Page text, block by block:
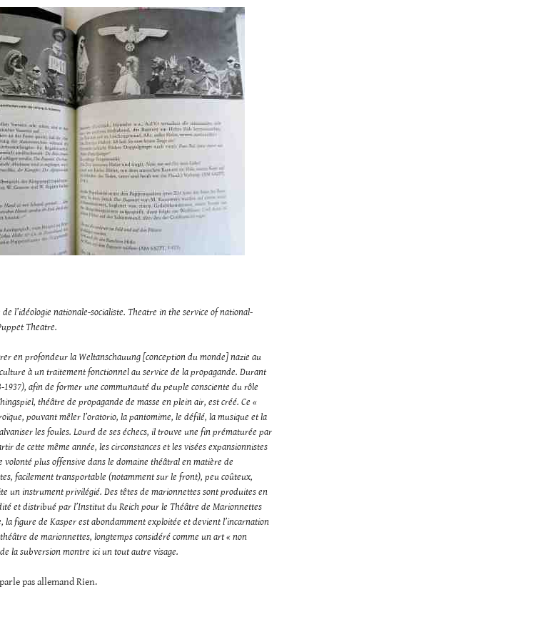
l’idéologie nationale-socialiste. Theatre in the service of national-
Theatre.
en profondeur la Weltanschauung [conception du monde] nazie au
à un traitement fonctionnel au service de la propagande. Durant
1937), afin de former une communauté du peuple consciente du rôle
théâtre de propagande de masse en plein air, est créé. Ce «
pouvant mêler l’oratorio, la pantomime, le défilé, la musique et la
les foules. Lourd de ses échecs, il trouve une fin prématurée par
de cette même année, les circonstances et les visées expansionnistes
volonté plus offensive dans le domaine théâtral en matière de
facilement transportable (notamment sur le front), peu coûteux,
un instrument privilégié. Des têtes de marionnettes sont produites en
et distribué par l’Institut du Reich pour le Théâtre de Marionnettes
la figure de Kasper est abondamment exploitée et devient l’incarnation
de marionnettes, longtemps considéré comme un art « non
la subversion montre ici un tout autre visage.
pas allemand Rien.